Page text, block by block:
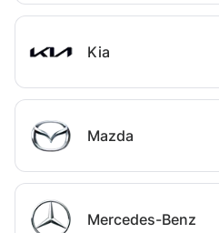
Kia
Mazda
Mercedes-Benz